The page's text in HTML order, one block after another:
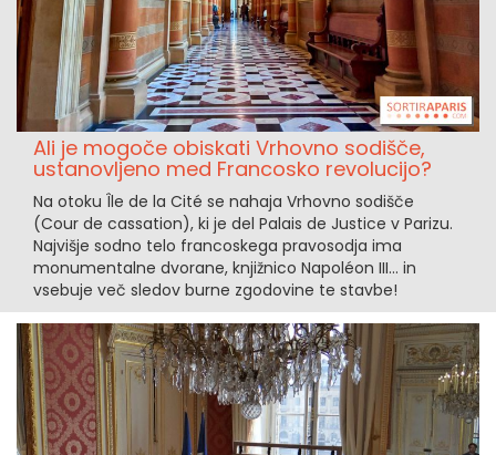
Ali je mogoče obiskati Vrhovno sodišče,
ustanovljeno med Francosko revolucijo?
Na otoku Île de la Cité se nahaja Vrhovno sodišče
(Cour de cassation), ki je del Palais de Justice v Parizu.
Najvišje sodno telo francoskega pravosodja ima
monumentalne dvorane, knjižnico Napoléon III... in
vsebuje več sledov burne zgodovine te stavbe!